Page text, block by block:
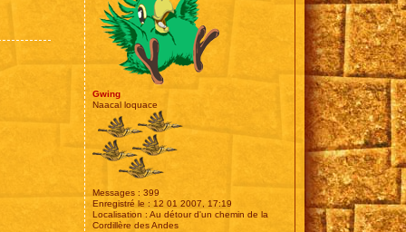
Gwing
Naacal loquace
Messages : 399
Enregistré le : 12 01 2007, 17:19
Localisation : Au détour d'un chemin de la
Cordillère des Andes